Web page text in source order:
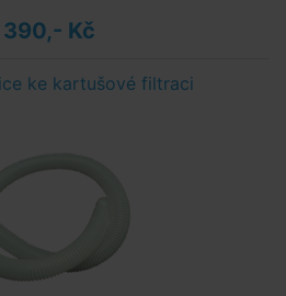
390,- Kč
ke kartušové filtraci